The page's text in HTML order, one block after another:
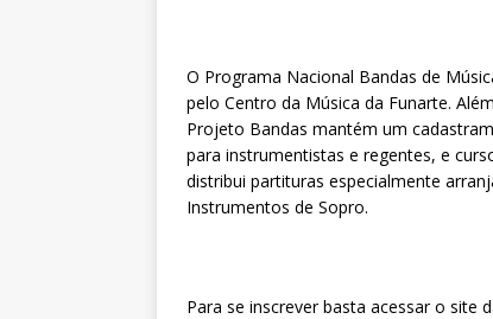
O Programa Nacional Bandas de
pelo Centro da Música da Funarte.
Projeto Bandas mantém um
para instrumentistas e regentes, e
distribui partituras especialmente
Instrumentos de Sopro.
Para se inscrever basta acessar o site